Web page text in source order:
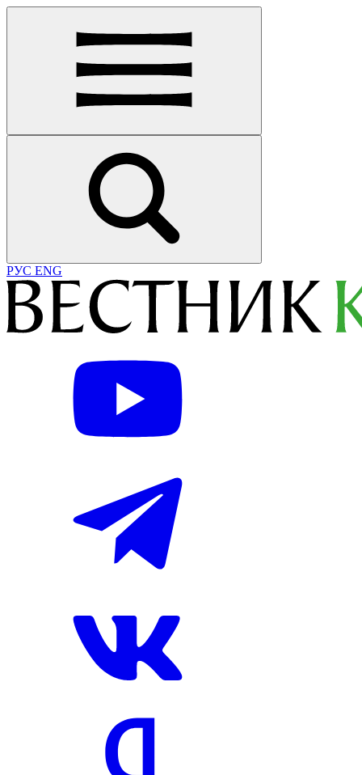
РУС ENG